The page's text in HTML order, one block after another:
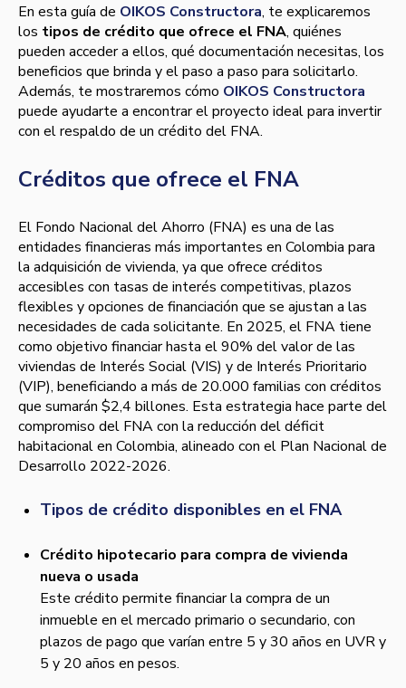
En esta guía de OIKOS Constructora, te explicaremos
los tipos de crédito que ofrece el FNA, quiénes
pueden acceder a ellos, qué documentación necesitas, los
beneficios que brinda y el paso a paso para solicitarlo.
Además, te mostraremos cómo OIKOS Constructora
puede ayudarte a encontrar el proyecto ideal para invertir
con el respaldo de un crédito del FNA.
Créditos que ofrece el FNA
El Fondo Nacional del Ahorro (FNA) es una de las
entidades financieras más importantes en Colombia para
la adquisición de vivienda, ya que ofrece créditos
accesibles con tasas de interés competitivas, plazos
flexibles y opciones de financiación que se ajustan a las
necesidades de cada solicitante. En 2025, el FNA tiene
como objetivo financiar hasta el 90% del valor de las
viviendas de Interés Social (VIS) y de Interés Prioritario
(VIP), beneficiando a más de 20.000 familias con créditos
que sumarán $2,4 billones. Esta estrategia hace parte del
compromiso del FNA con la reducción del déficit
habitacional en Colombia, alineado con el Plan Nacional de
Desarrollo 2022-2026.
Tipos de crédito disponibles en el FNA
Crédito hipotecario para compra de vivienda
nueva o usada
Este crédito permite financiar la compra de un
inmueble en el mercado primario o secundario, con
plazos de pago que varían entre 5 y 30 años en UVR y
5 y 20 años en pesos.